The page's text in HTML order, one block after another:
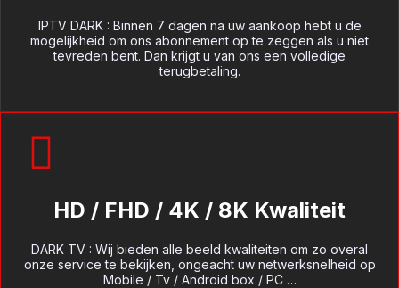
IPTV DARK : Binnen 7 dagen na uw aankoop hebt u de
mogelijkheid om ons abonnement op te zeggen als u niet
tevreden bent. Dan krijgt u van ons een volledige
terugbetaling.
HD / FHD / 4K / 8K Kwaliteit
DARK TV : Wij bieden alle beeld kwaliteiten om zo overal
onze service te bekijken, ongeacht uw netwerksnelheid op
Mobile / Tv / Android box / PC …